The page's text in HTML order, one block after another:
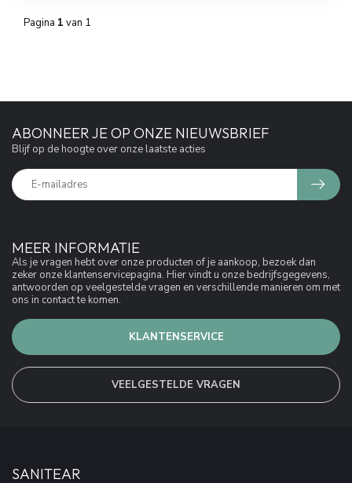
Pagina 1 van 1
MEER INFORMATIE
Als je vragen hebt over onze producten of je aankoop, bezoek dan
zeker onze klantenservicepagina. Hier vindt u onze bedrijfsgegevens,
antwoorden op veelgestelde vragen en verschillende manieren om met
ons in contact te komen.
KLANTENSERVICE
VEELGESTELDE VRAGEN
ABONNEER JE OP ONZE NIEUWSBRIEF
Blijf op de hoogte over onze laatste acties
SANITEAR